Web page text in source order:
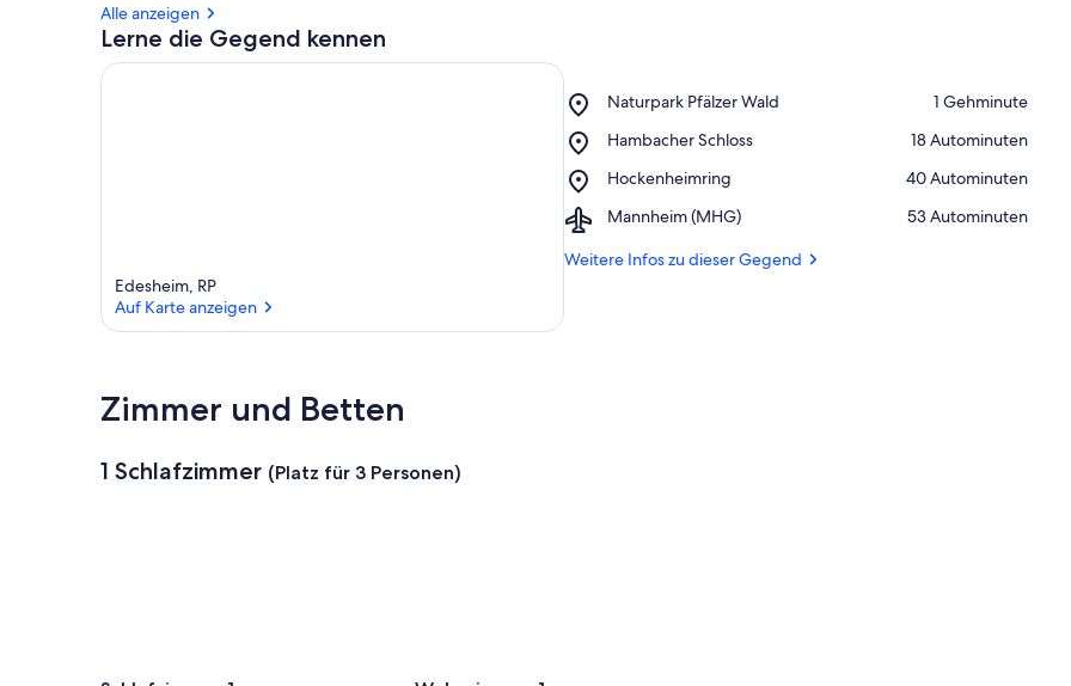
Alle anzeigen
Lerne die Gegend kennen
Edesheim, RP
Auf Karte anzeigen
Naturpark Pfälzer Wald
Place,
Pfälzer
‪1 Gehminute‬
Hambacher Schloss
Place,
Schloss
‪18 Autominuten‬
Hockenheimring
Place,
‪40 Autominuten‬
Mannheim (MHG)
Airport,
(MHG)
‪53 Autominuten‬
Weitere Infos zu dieser Gegend
Zimmer und Betten
1 Schlafzimmer (Platz für 3 Personen)